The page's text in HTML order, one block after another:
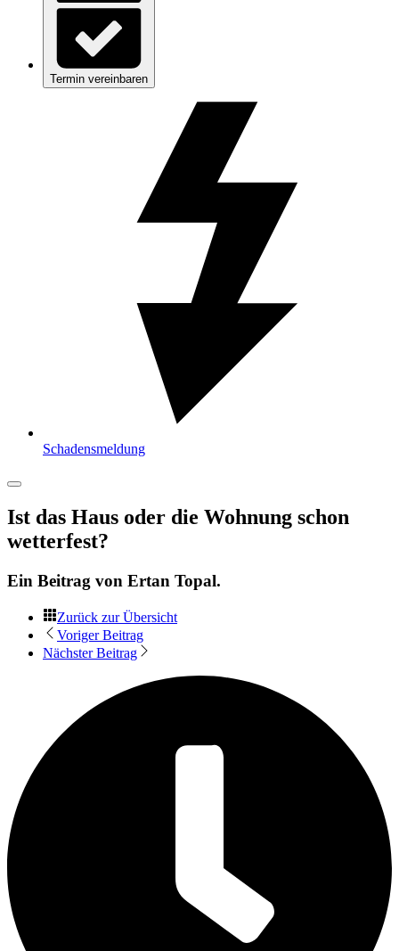
Termin vereinbaren
Schadensmeldung
Ist das Haus oder die Wohnung schon
wetterfest?
Ein Beitrag von Ertan Topal.
Zurück zur Übersicht
Voriger Beitrag
Nächster Beitrag